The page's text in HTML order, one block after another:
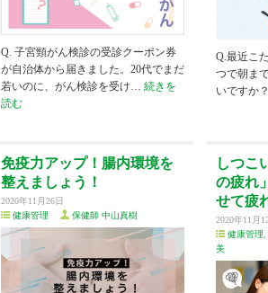
Q. 子宮頸がん検診の受診クーポン券
が自治体から届きました。20代でまだ
若いのに、がん検診を受け… 続きを
読む
Q.最近こ
つで朝ま
いですか
免疫力アップ！腸内環境を
整えましょう！
2020年11月26日
健康管理
保健師 中山真樹
しつこ
の疲れ
せて疲
2020年11月
健康管理
美